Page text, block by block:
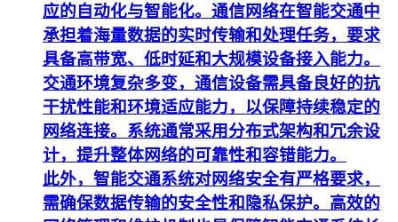
应的自动化与智能化。通信网络在智能交通中
承担着海量数据的实时传输和处理任务，要求
具备高带宽、低时延和大规模设备接入能力。
交通环境复杂多变，通信设备需具备良好的抗
干扰性能和环境适应能力，以保障持续稳定的
网络连接。系统通常采用分布式架构和冗余设
计，提升整体网络的可靠性和容错能力。
此外，智能交通系统对网络安全有严格要求，
需确保数据传输的安全性和隐私保护。高效的